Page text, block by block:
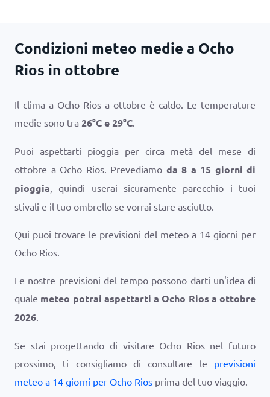
Condizioni meteo medie a Ocho
Rios in ottobre
Il clima a Ocho Rios a ottobre è caldo. Le temperature
medie sono tra 26°Ce29°C.
Puoi aspettarti pioggia per circa metà del mese di
ottobre a Ocho Rios. Prevediamo da 8 a 15 giorni di
pioggia, quindi userai sicuramente parecchio i tuoi
stivali e il tuo ombrello se vorrai stare asciutto.
Qui puoi trovare le previsioni del meteo a 14 giorni per
Ocho Rios.
Le nostre previsioni del tempo possono darti un'idea di
quale meteo potrai aspettarti a Ocho Rios a ottobre
2026.
Se stai progettando di visitare Ocho Rios nel futuro
prossimo, ti consigliamo di consultare le previsioni
meteo a 14 giorni per Ocho Rios prima del tuo viaggio.